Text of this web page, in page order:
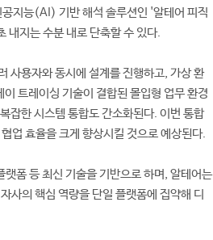
지능(AI) 기반 해석 솔루션인 '알테어 피직
내지는 수분 내로 단축할 수 있다.
사용자와 동시에 설계를 진행하고, 가상 환
트레이싱 기술이 결합된 몰입형 업무 환경
잡한 시스템 통합도 간소화된다. 이번 통합
업 효율을 크게 향상시킬 것으로 예상된다.
폼 등 최신 기술을 기반으로 하며, 알테어는
의 핵심 역량을 단일 플랫폼에 집약해 디